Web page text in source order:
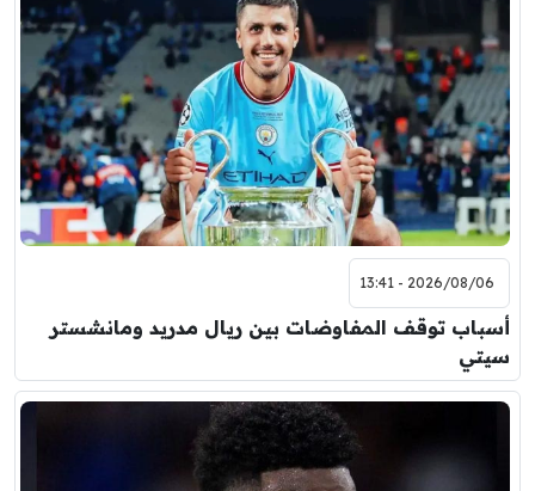
2026/08/06 - 13:41
أسباب توقف المفاوضات بين ريال مدريد ومانشستر
سيتي